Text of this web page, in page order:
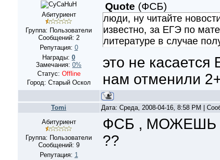
Абитуриент
Группа: Пользователи
Сообщений: 2
Репутация: 0
Награды: 0
Замечания: 0%
Статус: Offline
Город: Старый Оскол
Quote (ФСБ)
люди, ну читайте
известно, за ЕГЭ по
литературе в случае
это не касается
нам отменили
Tomi
Дата: Среда, 2008-04-16, 8:58 PM |
Абитуриент
Группа: Пользователи
Сообщений: 9
Репутация: 1
ФСБ , МОЖЕШЬ
??